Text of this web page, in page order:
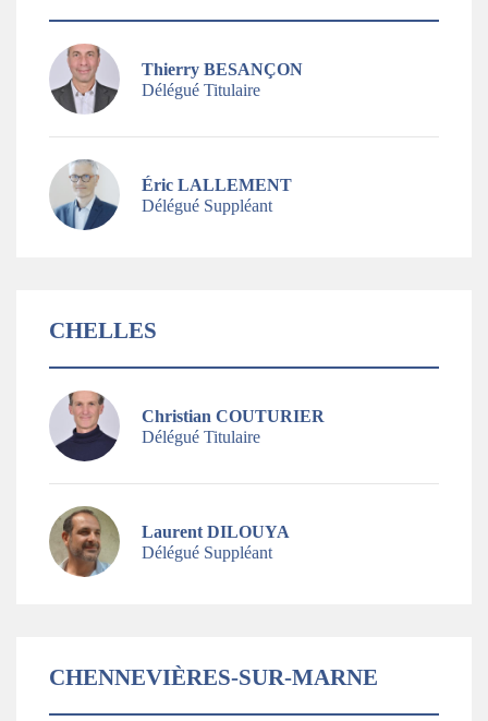
Thierry BESANÇON
Délégué Titulaire
Éric LALLEMENT
Délégué Suppléant
CHELLES
Christian COUTURIER
Délégué Titulaire
Laurent DILOUYA
Délégué Suppléant
CHENNEVIÈRES-SUR-MARNE